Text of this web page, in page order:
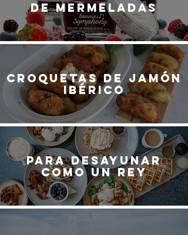
de mermeladas
Croquetas de jamón
ibérico
Para desayunar
como un rey